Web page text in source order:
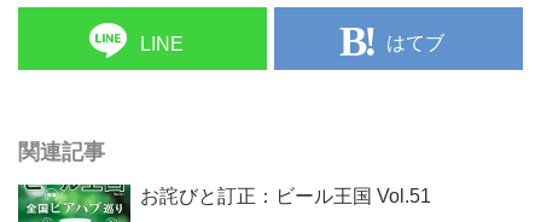
LINE はてブ
関連記事
お詫びと訂正：ビール王国 Vol.51